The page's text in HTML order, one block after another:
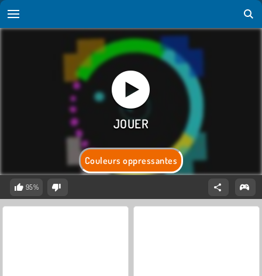
Couleurs oppressantes
95%